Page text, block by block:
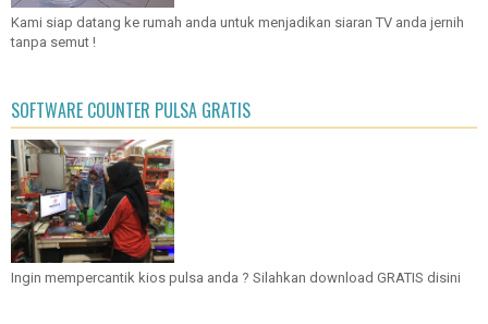
Kami siap datang ke rumah anda untuk menjadikan siaran TV anda jernih
tanpa semut !
SOFTWARE COUNTER PULSA GRATIS
Ingin mempercantik kios pulsa anda ? Silahkan download GRATIS disini